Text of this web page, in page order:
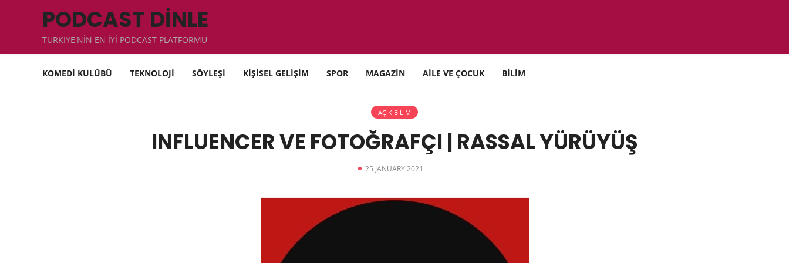
PODCAST DİNLE
TÜRKIYE'NİN EN İYİ PODCAST PLATFORMU
KOMEDİ KULÜBÜ TEKNOLOJİ SÖYLEŞİ KİŞİSEL GELİŞİM SPOR MAGAZİN AİLE VE ÇOCUK BİLİM
AÇIK BILIM
INFLUENCER VE FOTOĞRAFÇI | RASSAL YÜRÜYÜŞ
25 JANUARY 2021